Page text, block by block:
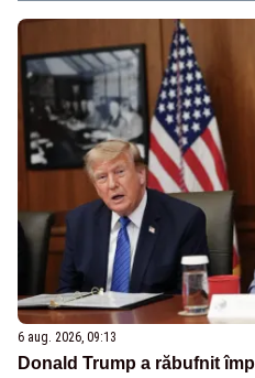
6 aug. 2026, 09:13
Donald Trump a răbufnit